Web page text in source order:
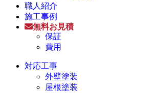
職人紹介
施工事例
無料お見積
保証
費用
対応工事
外壁塗装
屋根塗装